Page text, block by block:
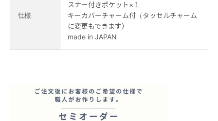
仕様
スナー付きポケット×１
キーカバーチャーム付（タッセルチャーム
に変更もできます）
made in JAPAN